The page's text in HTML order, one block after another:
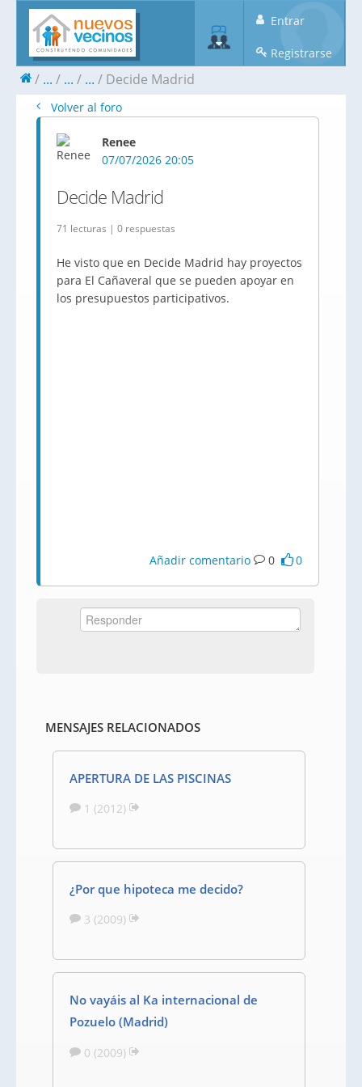
Entrar
Registrarse
... ... ... Decide Madrid
Volver al foro
Renee
07/07/2026 20:05
Decide Madrid
71 lecturas | 0 respuestas
He visto que en Decide Madrid hay proyectos
para El Cañaveral que se pueden apoyar en
los presupuestos participativos.
Añadir comentario 0 0
MENSAJES RELACIONADOS
APERTURA DE LAS PISCINAS
1 (2012)
¿Por que hipoteca me decido?
3 (2009)
No vayáis al Ka internacional de
Pozuelo (Madrid)
0 (2009)